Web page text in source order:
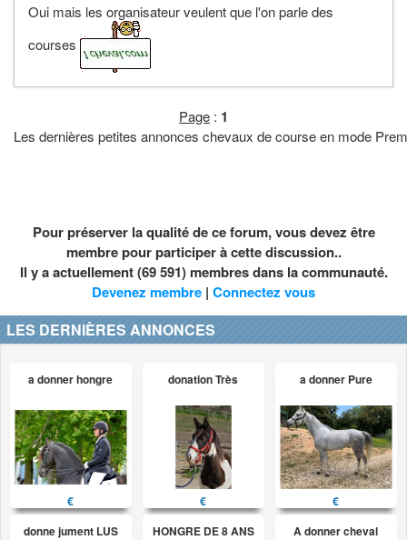
Oui mais les organisateur veulent que l'on parle des
courses
Page : 1
Les dernières petites annonces chevaux de course en mode
Pour préserver la qualité de ce forum, vous devez être
membre pour participer à cette discussion..
Il y a actuellement (69 591) membres dans la communauté.
Devenez membre | Connectez vous
LES DERNIÈRES ANNONCES
a donner hongre
€
donation Très
€
a donner Pure
€
donne jument LUS
HONGRE DE 8 ANS A donner cheval